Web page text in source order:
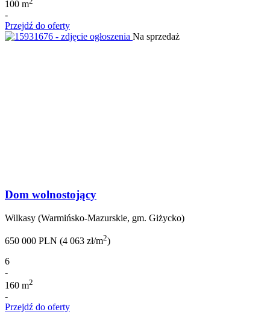
100 m
-
Przejdź do oferty
Na sprzedaż
Dom wolnostojący
Wilkasy (Warmińsko-Mazurskie, gm. Giżycko)
650 000 PLN (4 063 zł/m2)
6
-
160 m2
-
Przejdź do oferty